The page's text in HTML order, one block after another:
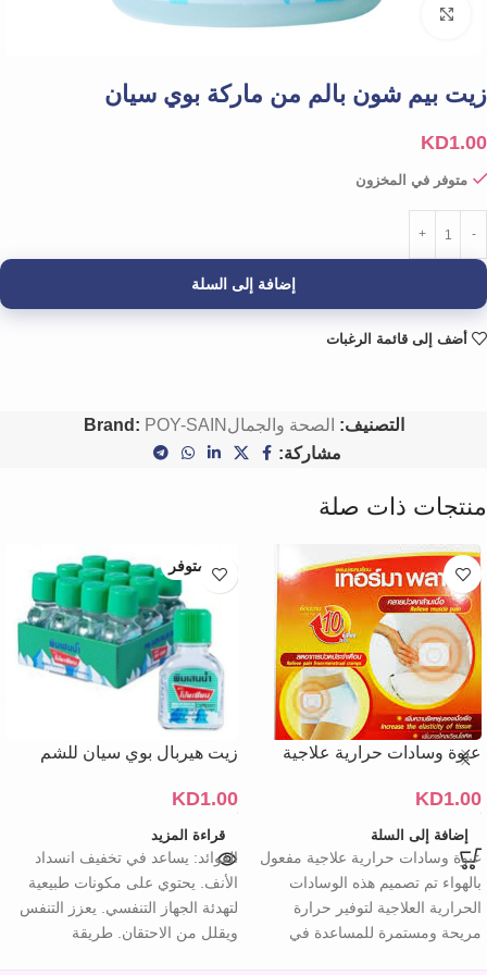
Click to enlarge
زيت بيم شون بالم من ماركة بوي سيان
KD1.00
متوفر في المخزون
إضافة إلى السلة
أضف إلى قائمة الرغبات
التصنيف: الصحة والجمال Brand: POY-SAIN
مشاركة:
منتجات ذات صلة
عبوة وسادات حرارية علاجية
KD1.00
إضافة إلى السلة
عبوة وسادات حرارية علاجية مفعول
بالهواء تم تصميم هذه الوسادات
الحرارية العلاجية لتوفير حرارة
مريحة ومستمرة للمساعدة في
غير متوفر
زيت هيربال بوي سيان للشم
KD1.00
قراءة المزيد
الفوائد: يساعد في تخفيف انسداد
الأنف. يحتوي على مكونات طبيعية
لتهدئة الجهاز التنفسي. يعزز التنفس
ويقلل من الاحتقان. طريقة